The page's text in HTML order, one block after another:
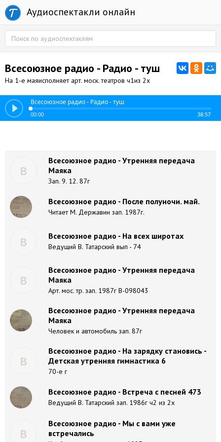
Аудиоспектакли онлайн
Всесоюзное радио - Радио - туш
На 1-е маяисполняет арт. моск. театров ч1из 2х
Всесоюзное радио - Радио - туш
00:00 38:57
В
Всесоюзное радио - Утренняя передача
Маяка
Зап. 9. 12. 87г
Всесоюзное радио - После полуночи. май.
Читает М. Державин зап. 1987г.
В Всесоюзное радио - На всех широтах
Ведущий В. Татарский вып - 74
В
Всесоюзное радио - Утренняя передача
Маяка
Арт. мос. тр. зап. 1987г В-098043
Всесоюзное радио - Утренняя передача
Маяка
Человек и автомобиль зап. 87г
В
Всесоюзное радио - На зарядку становись -
Детская утренняя гимнастика 6
70-е г
Всесоюзное радио - Встреча с песней 473
Ведущий В. Татарский зап. 1986г ч2 из 2х
В
Всесоюзное радио - Мы с вами уже
встречались